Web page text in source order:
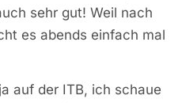
sehr gut! Weil nach
es abends einfach mal
auf der ITB, ich schaue